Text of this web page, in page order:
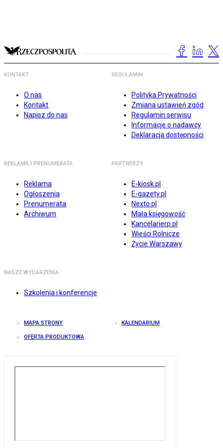
KONTAKT
O nas
Kontakt
Napisz do nas
REGULAMIN
Polityka Prywatności
Zmiana ustawień zgód
Regulamin serwisu
Informacje o nadawcy
Deklaracja dostępności
REKLAMA I PRENUMERATA
Reklama
Ogłoszenia
Prenumerata
Archiwum
PARTNERZY
E-kiosk.pl
E-gazety.pl
Nexto.pl
Mała księgowość
Kancelarierp.pl
Wieści Rolnicze
Życie Warszawy
NASZE WYDARZENIA
Szkolenia i konferencje
MAPA STRONY KALENDARIUM
OFERTA PRODUKTOWA